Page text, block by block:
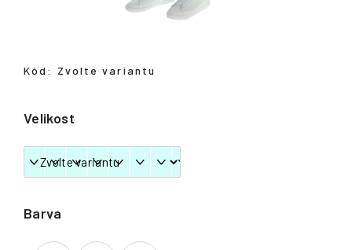
Barva
Velikost
Kód: Zvolte variantu